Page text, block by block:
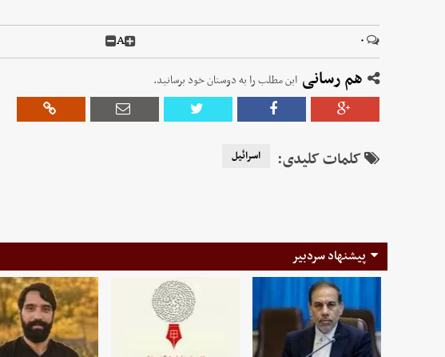
۰ A
هم رسانی این مطلب را به دوستان خود برسانید.
کلمات کلیدی: اسرائیل
پیشنهاد سردبیر